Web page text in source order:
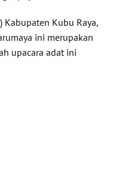
Kabupaten Kubu Raya,
ini merupakan
upacara adat ini